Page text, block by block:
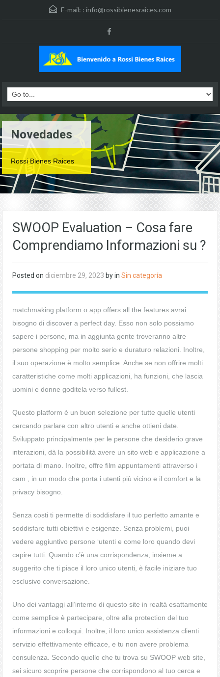
E-mail: : info@rossibienesraices.com
Novedades
Rossi Bienes Raices
SWOOP Evaluation – Cosa fare
Comprendiamo Informazioni su ?
Posted on diciembre 29, 2023 by in Sin categoría
matchmaking platform o app offers all the features avrai
bisogno di discover a perfect day. Esso non solo possiamo
sapere i persone, ma in aggiunta gente troveranno altre
persone shopping per molto serio e duraturo relazioni. Inoltre,
il suo operazione è molto semplice. Anche se non offrire molti
caratteristiche come molti applicazioni, ha funzioni, che lascia
uomini e donne goditela verso fullest.
Questo platform è un buon selezione per tutte quelle utenti
cercando parlare con altro utenti e anche ottieni date.
Sviluppato principalmente per le persone che desiderio grave
interazioni, dà la possibilità avere un sito web e applicazione a
portata di mano. Inoltre, offre film appuntamenti attraverso i
cam , in un modo che porta i utenti più vicino e il comfort e la
privacy bisogno.
Senza costi ti permette di soddisfare il tuo perfetto amante e
soddisfare tutti obiettivi e esigenze. Senza problemi, puoi
vedere aggiuntivo persone ‘utenti e come loro quando devi
capire tutti. Quando c’è una corrispondenza, insieme a
suggerito che ti piace il loro unico utenti, è facile iniziare tuo
esclusivo conversazione.
Uno dei vantaggi all’interno di questo site in realtà esattamente
come semplice è partecipare, oltre alla protection del tuo
informazioni e colloqui. Inoltre, il loro unico assistenza clienti
servizio effettivamente efficace, e tu non avere problema
consulenza. Secondo quello che tu trova su SWOOP web site,
sei sicuro scoprire persone che corrispondono al tuo cerca e